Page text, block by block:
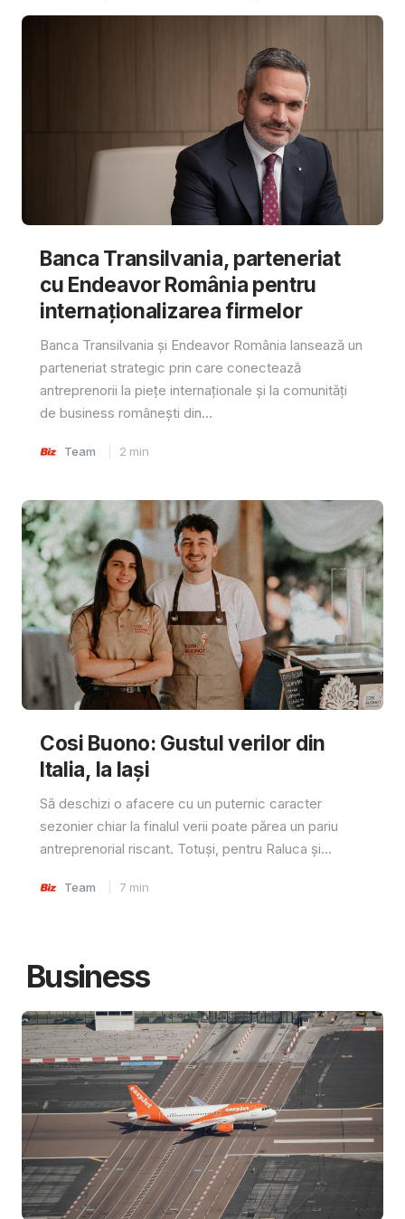
Banca Transilvania, parteneriat
cu Endeavor România pentru
internaționalizarea firmelor
Banca Transilvania și Endeavor România lansează un
parteneriat strategic prin care conectează
antreprenorii la piețe internaționale și la comunități
de business românești din...
Team 2 min
Cosi Buono: Gustul verilor din
Italia, la Iași
Să deschizi o afacere cu un puternic caracter
sezonier chiar la finalul verii poate părea un pariu
antreprenorial riscant. Totuși, pentru Raluca și...
Team 7 min
Business